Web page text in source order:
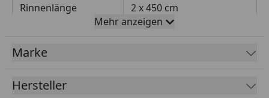
Rinnenlänge
2 x 450 cm
78 mm
Fallrohrdurchmesser
Material
Mehr anzeigen
Marke
Hersteller